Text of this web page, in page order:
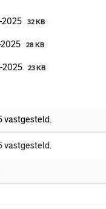
2025
32 KB
28 KB
2025 23 KB
vastgesteld.
vastgesteld.